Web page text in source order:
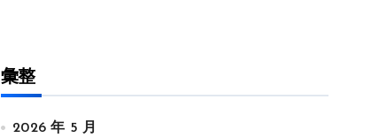
彙整
2026 年 5 月